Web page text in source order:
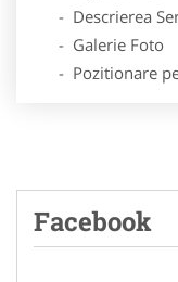
- Descrierea
- Galerie Foto
- Pozitionare pe
Facebook